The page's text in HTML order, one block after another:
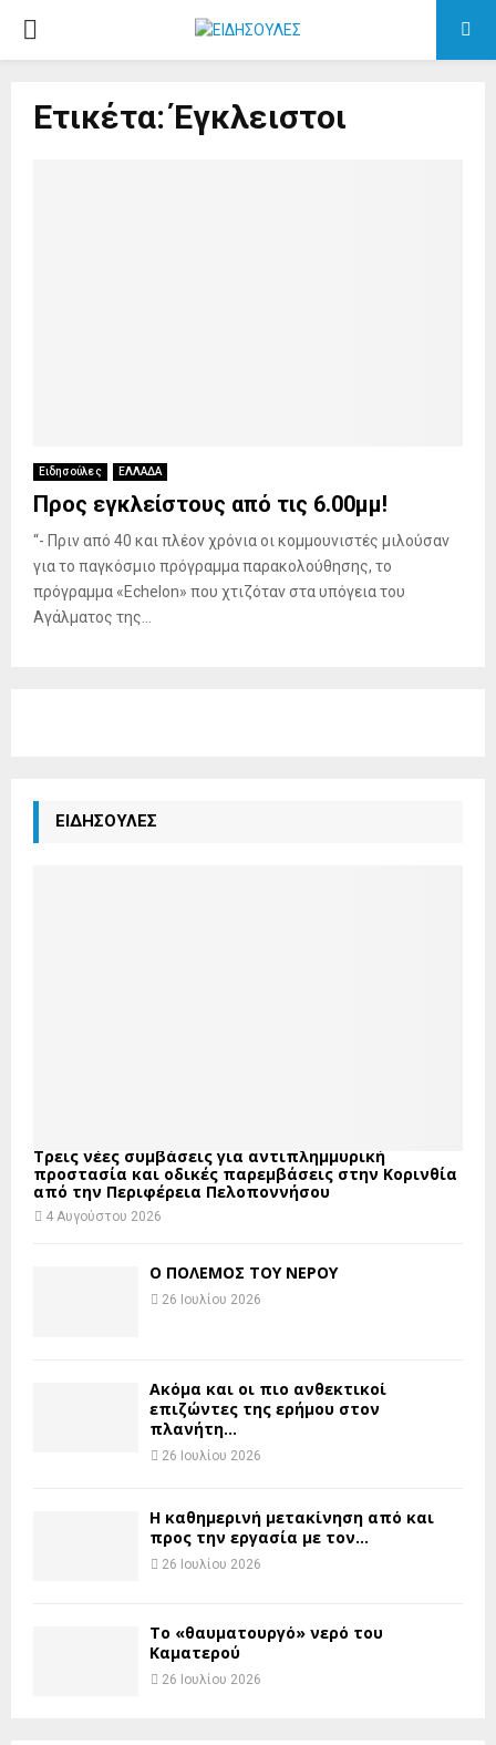
PRIMARY
Ετικέτα: Έγκλειστοι
Ειδησούλες ΕΛΛΑΔΑ
Προς εγκλείστους από τις 6.00μμ!
“- Πριν από 40 και πλέον χρόνια οι κομμουνιστές μιλούσαν
για το παγκόσμιο πρόγραμμα παρακολούθησης, το
πρόγραμμα «Echelon» που χτιζόταν στα υπόγεια του
Αγάλματος της...
ΕΙΔΗΣΟΥΛΕΣ
Τρεις νέες συμβάσεις για αντιπλημμυρική
προστασία και οδικές παρεμβάσεις στην Κορινθία
από την Περιφέρεια Πελοποννήσου
4 Αυγούστου 2026
Ο ΠΟΛΕΜΟΣ ΤΟΥ ΝΕΡΟΥ
26 Ιουλίου 2026
Ακόμα και οι πιο ανθεκτικοί
επιζώντες της ερήμου στον
πλανήτη...
26 Ιουλίου 2026
H καθημερινή μετακίνηση από και
προς την εργασία με τον...
26 Ιουλίου 2026
Το «θαυματουργό» νερό του
Καματερού
26 Ιουλίου 2026